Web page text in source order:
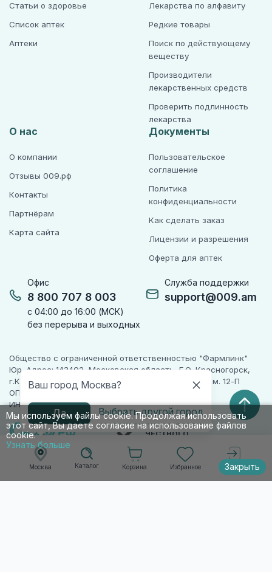
Москва
Ваш город Москва?
Да Выбрать другой город
Каталог Корзина Избранное Войти
Мы используем файлы cookie. Продолжая использовать
этот сайт, Вы даете согласие на использование файлов
cookie.
Узнать больше
Закрыть
Офис
8 800 707 8 003
с 04:00 до 16:00 (МСК)
без перерыва и выходных
Служба поддержки
support@009.am
Статьи о здоровье
Список аптек
Аптеки
Лекарства по алфавиту
Редкие товары
Поиск по действующему
веществу
Производители
лекарственных средств
Проверить подлинность
лекарства
О нас
О компании
Отзывы 009.рф
Контакты
Партнёрам
Карта сайта
Документы
Пользовательское
соглашение
Политика
конфиденциальности
Как сделать заказ
Лицензии и разрешения
Оферта для аптек
Общество с ограниченной ответственностью "Фармлинк"
Юр. Адрес: 143402, Московская область, Г.О. Красногорск,
г.Красногорск, ул. Жуковского, д. 17, помещ. III, ком. 12-П
ОГРН 1225000071955
ИНН 5024223277
ПАРТНЕР
ЧЕСТНОГО